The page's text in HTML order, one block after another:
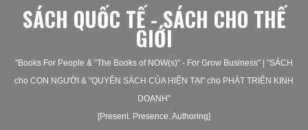
SÁCH QUỐC TẾ - SÁCH CHO THẾ
GIỚI
"Books For People & "The Books of NOW(s)" - For Grow Business" | "SÁCH
cho CON NGƯỜI & "QUYỂN SÁCH CỦA HIỆN TẠI" cho PHÁT TRIỂN KINH
DOANH"
[Present. Presence. Authoring]